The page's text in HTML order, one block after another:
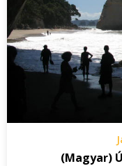
(Magyar)